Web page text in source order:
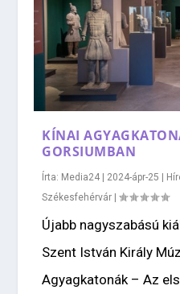
KÍNAI
GORSIUMBAN
Írta: Media24 2024-ápr-25
Székesfehérvár |
Újabb nagyszabású
Szent István Király
Agyagkatonák – Az